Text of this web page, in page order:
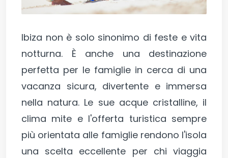
Ibiza non è solo sinonimo di feste e vita
notturna. È anche una destinazione
perfetta per le famiglie in cerca di una
vacanza sicura, divertente e immersa
nella natura. Le sue acque cristalline, il
clima mite e l'offerta turistica sempre
più orientata alle famiglie rendono l'isola
una scelta eccellente per chi viaggia